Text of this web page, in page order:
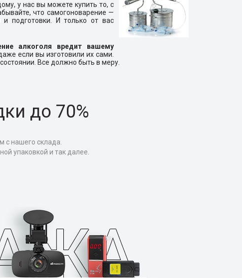
у нас вы можете купить то, с
что самогоноварение —
и подготовки. И только от вас
алкоголя вредит вашему
если вы изготовили их сами.
Все должно быть в меру.
до 70%
с нашего склада.
упаковкой и так далее.